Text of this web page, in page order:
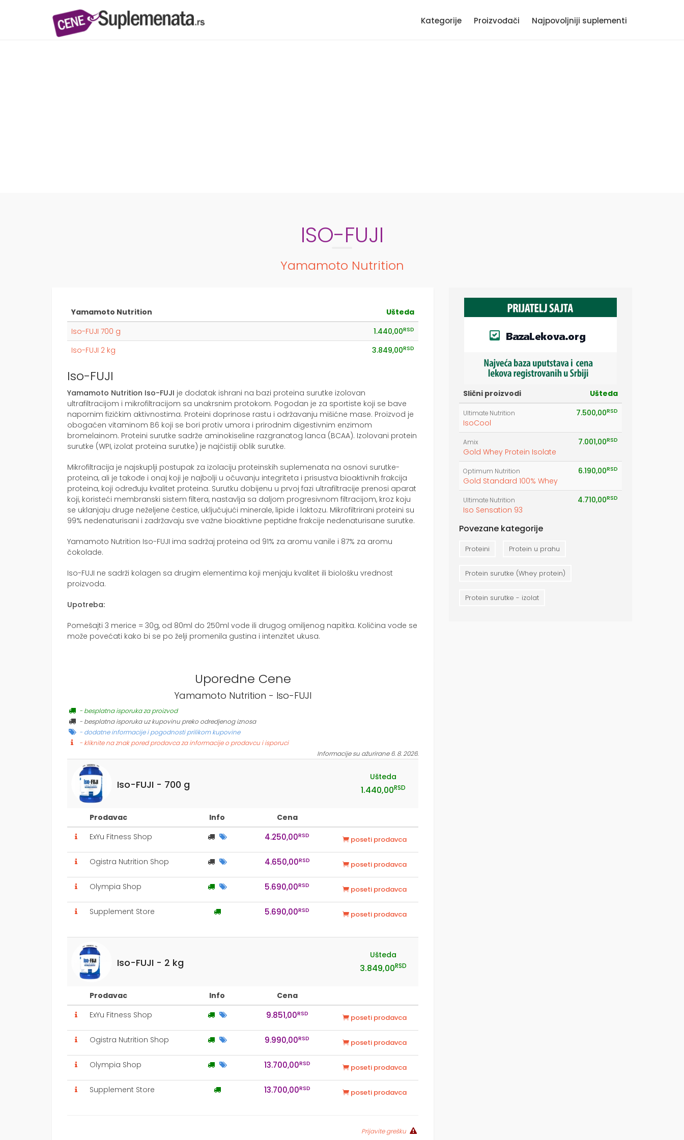
Kategorije Proizvođači Najpovoljniji suplementi
ISO-FUJI
Yamamoto Nutrition
Yamamoto Nutrition
Ušteda
Iso-FUJI 700 g
1.440,00RSD
Iso-FUJI 2 kg 3.849,00RSD
Iso-FUJI
Yamamoto Nutrition Iso-FUJI je dodatak ishrani na bazi proteina surutke izolovan
ultrafiltracijom i mikrofiltracijom sa unakrsnim protokom. Pogodan je za sportiste koji se bave
napornim fizičkim aktivnostima. Proteini doprinose rastu i održavanju mišićne mase. Proizvod je
obogaćen vitaminom B6 koji se bori protiv umora i prirodnim digestivnim enzimom
bromelainom. Proteini surutke sadrže aminokiseline razgranatog lanca (BCAA). Izolovani protein
surutke (WPI, izolat proteina surutke) je najčistiji oblik surutke.
Mikrofiltracija je najskuplji postupak za izolaciju proteinskih suplemenata na osnovi surutke-
proteina, ali je takođe i onaj koji je najbolji u očuvanju integriteta i prisustva bioaktivnih frakcija
proteina, koji određuju kvalitet proteina. Surutku dobijenu u prvoj fazi ultrafiltracije prenosi aparat
koji, koristeći membranski sistem filtera, nastavlja sa daljom progresivnom filtracijom, kroz koju
se uklanjaju druge neželjene čestice, uključujući minerale, lipide i laktozu. Mikrofiltrirani proteini su
99% nedenaturisani i zadržavaju sve važne bioaktivne peptidne frakcije nedenaturisane surutke.
Yamamoto Nutrition Iso-FUJI ima sadržaj proteina od 91% za aromu vanile i 87% za aromu
čokolade.
Iso-FUJI ne sadrži kolagen sa drugim elementima koji menjaju kvalitet ili biološku vrednost
proizvoda.
Upotreba:
Pomešajti 3 merice = 30g, od 80ml do 250ml vode ili drugog omiljenog napitka. Količina vode se
može povećati kako bi se po želji promenila gustina i intenzitet ukusa.
Uporedne Cene
Yamamoto Nutrition - Iso-FUJI
- besplatna isporuka za proizvod
- besplatna isporuka uz kupovinu preko odredjenog iznosa
- dodatne informacije i pogodnosti prilikom kupovine
- kliknite na znak pored prodavca za informacije o prodavcu i isporuci
Informacije su ažurirane 6. 8. 2026.
Iso-FUJI - 700 g
Ušteda
1.440,00RSD
Prodavac Info
Cena
ExYu Fitness Shop
4.250,00RSD poseti prodavca
Ogistra Nutrition Shop 4.650,00RSD poseti prodavca
Olympia Shop 5.690,00RSD poseti prodavca
Supplement Store 5.690,00RSD poseti prodavca
Iso-FUJI - 2 kg
Ušteda
3.849,00RSD
Prodavac Info
Cena
ExYu Fitness Shop
9.851,00RSD poseti prodavca
Ogistra Nutrition Shop 9.990,00RSD poseti prodavca
Olympia Shop 13.700,00RSD poseti prodavca
Supplement Store 13.700,00RSD poseti prodavca
Prijavite grešku
Slični proizvodi Ušteda
Ultimate Nutrition
IsoCool
7.500,00RSD
Amix
Gold Whey Protein Isolate
7.001,00RSD
Optimum Nutrition
Gold Standard 100% Whey
6.190,00RSD
Ultimate Nutrition
Iso Sensation 93
4.710,00RSD
Povezane kategorije
Proteini Protein u prahu
Protein surutke (Whey protein)
Protein surutke - izolat